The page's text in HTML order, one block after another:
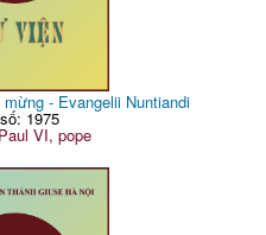
- Evangelii Nuntiandi
1975
Paul VI, pope